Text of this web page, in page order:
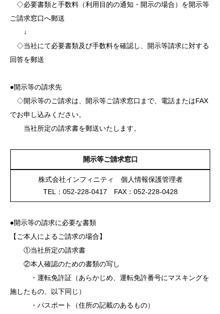
◇必要書類と手数料（利用目的の通知・開示の場合）を開示等
ご請求窓口へ郵送
↓
◇当社にて必要書類及び手数料を確認し、開示等請求に対する
回答を郵送
●開示等の請求先
◇開示等のご請求は、開示等ご請求窓口まで、電話またはFAX
でお申し込みください。
当社所定の請求書を郵送いたします。
開示等ご請求窓口
株式会社インフィニティ 個人情報保護管理者
TEL：052-228-0417 FAX：052-228-0428
●開示等の請求に必要な書類
【ご本人によるご請求の場合】
①当社所定の請求書
②本人確認のための書類の写し
・運転免許証（あらかじめ、運転免許番号にマスキングを
施したもの、以下同じ）
・パスポート（住所の記載のあるもの）